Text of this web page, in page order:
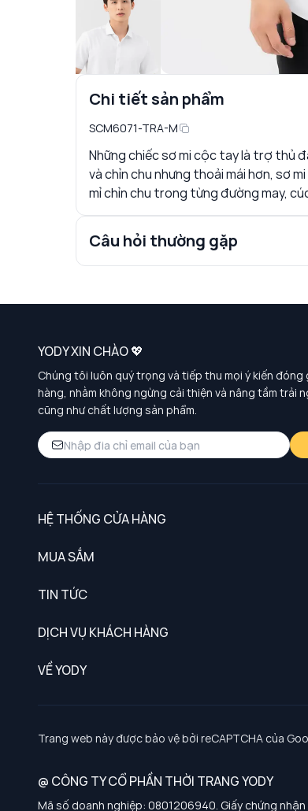
Chi tiết sản phẩm
SCM6071-TRA-M
Những chiếc sơ mi cộc tay là trợ thủ
và chỉn chu nhưng thoải mái hơn, sơ
mỉ chỉn chu trong từng đường may,
Câu hỏi thường gặp
YODY XIN CHÀO 💖
Chúng tôi luôn quý trọng và tiếp thu mọi ý kiến đóng
hàng, nhằm không ngừng cải thiện và nâng tầm trải
cũng như chất lượng sản phẩm.
HỆ THỐNG CỬA HÀNG
MUA SẮM
TIN TỨC
DỊCH VỤ KHÁCH HÀNG
Chính sách khách hàng thân thiết
Chính sách bảo vệ dữ liệu cá nhân
Chính sách thanh toán, giao nhận
Chính sách chất lượng và an toàn sức khoẻ nghề
VỀ YODY
Tuyển dụng
Trang web này được bảo vệ bởi reCAPTCHA của
@ CÔNG TY CỔ PHẦN THỜI TRANG YODY
Mã số doanh nghiệp: 0801206940. Giấy chứng